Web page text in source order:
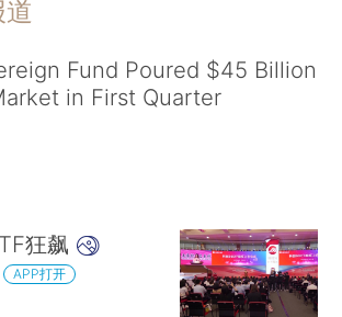
Fund Poured $45 Billion
in First Quarter
狂飙
APP打开